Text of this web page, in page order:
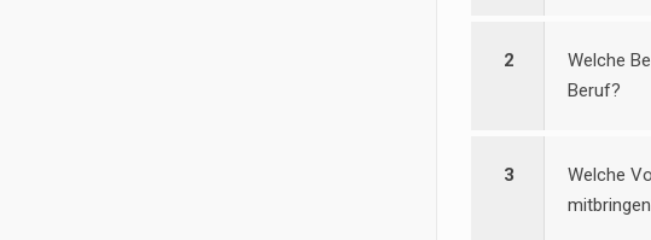
2
Welche
Beruf?
3
Welche